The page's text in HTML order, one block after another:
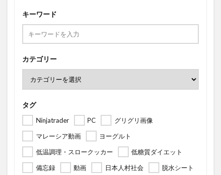
キーワード
カテゴリー
タグ
Ninjatrader PC
グリグリ画像
マレーシア動画
ヨーグルト
低温調理・スロークッカー
低糖質ダイエット
備忘録
動画 日本人村社会 脱水シート